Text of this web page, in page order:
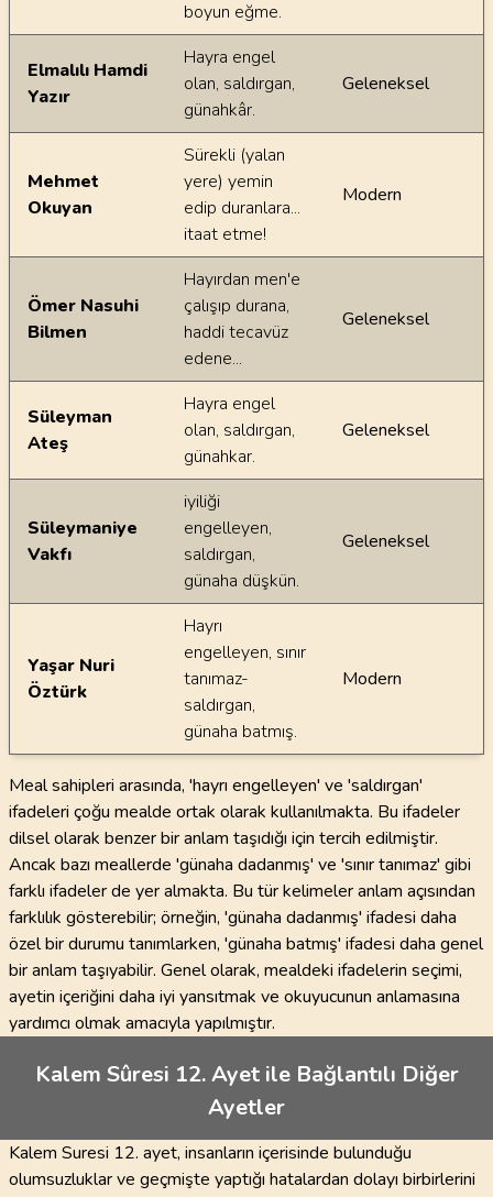
boyun eğme.
Elmalılı Hamdi
Yazır
Hayra engel
olan, saldırgan,
günahkâr.
Geleneksel
Mehmet
Okuyan
Sürekli (yalan
yere) yemin
edip duranlara...
itaat etme!
Modern
Ömer Nasuhi
Bilmen
Hayırdan men'e
çalışıp durana,
haddi tecavüz
edene...
Geleneksel
Süleyman
Ateş
Hayra engel
olan, saldırgan,
günahkar.
Geleneksel
Süleymaniye
Vakfı
iyiliği
engelleyen,
saldırgan,
günaha düşkün.
Geleneksel
Yaşar Nuri
Öztürk
Hayrı
engelleyen, sınır
tanımaz-
saldırgan,
günaha batmış.
Modern
Meal sahipleri arasında, 'hayrı engelleyen' ve 'saldırgan'
ifadeleri çoğu mealde ortak olarak kullanılmakta. Bu ifadeler
dilsel olarak benzer bir anlam taşıdığı için tercih edilmiştir.
Ancak bazı meallerde 'günaha dadanmış' ve 'sınır tanımaz' gibi
farklı ifadeler de yer almakta. Bu tür kelimeler anlam açısından
farklılık gösterebilir; örneğin, 'günaha dadanmış' ifadesi daha
özel bir durumu tanımlarken, 'günaha batmış' ifadesi daha genel
bir anlam taşıyabilir. Genel olarak, mealdeki ifadelerin seçimi,
ayetin içeriğini daha iyi yansıtmak ve okuyucunun anlamasına
yardımcı olmak amacıyla yapılmıştır.
Kalem Sûresi 12. Ayet ile Bağlantılı Diğer
Ayetler
Kalem Suresi 12. ayet, insanların içerisinde bulunduğu
olumsuzluklar ve geçmişte yaptığı hatalardan dolayı birbirlerini